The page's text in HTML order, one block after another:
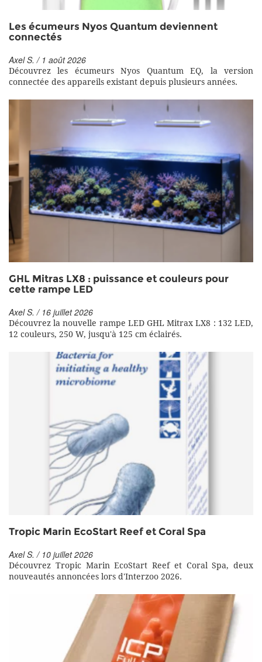
Les écumeurs Nyos Quantum deviennent
connectés
Axel S. / 1 août 2026
Découvrez les écumeurs Nyos Quantum EQ, la version
connectée des appareils existant depuis plusieurs années.
GHL Mitras LX8 : puissance et couleurs pour
cette rampe LED
Axel S. / 16 juillet 2026
Découvrez la nouvelle rampe LED GHL Mitrax LX8 : 132 LED,
12 couleurs, 250 W, jusqu'à 125 cm éclairés.
Tropic Marin EcoStart Reef et Coral Spa
Axel S. / 10 juillet 2026
Découvrez Tropic Marin EcoStart Reef et Coral Spa, deux
nouveautés annoncées lors d'Interzoo 2026.